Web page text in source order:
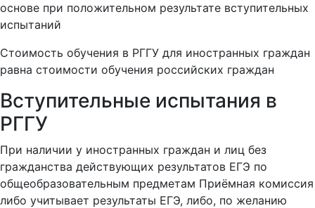
основе при положительном результате вступительных
испытаний
Стоимость обучения в РГГУ для иностранных граждан
равна стоимости обучения российских граждан
Вступительные испытания в
РГГУ
При наличии у иностранных граждан и лиц без
гражданства действующих результатов ЕГЭ по
общеобразовательным предметам Приёмная комиссия
либо учитывает результаты ЕГЭ, либо, по желанию